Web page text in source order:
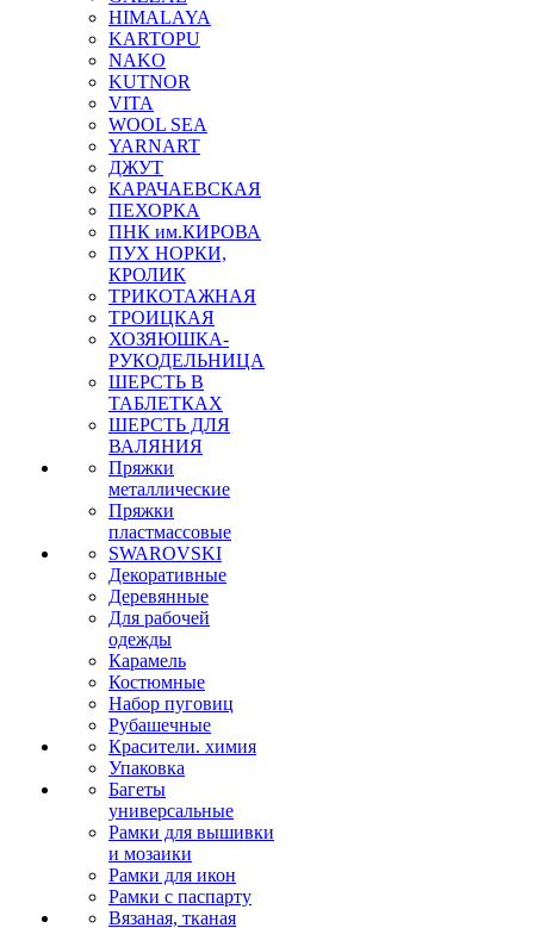
HIMALAYA
KARTOPU
NAKO
KUTNOR
VITA
WOOL SEA
YARNART
ДЖУТ
КАРАЧАЕВСКАЯ
ПЕХОРКА
ПНК им.КИРОВА
ПУХ НОРКИ,
КРОЛИК
ТРИКОТАЖНАЯ
ТРОИЦКАЯ
ХОЗЯЮШКА-
РУКОДЕЛЬНИЦА
ШЕРСТЬ В
ТАБЛЕТКАХ
ШЕРСТЬ ДЛЯ
ВАЛЯНИЯ
Пряжки
металлические
Пряжки
пластмассовые
SWAROVSKI
Декоративные
Деревянные
Для рабочей
одежды
Карамель
Костюмные
Набор пуговиц
Рубашечные
Красители. химия
Упаковка
Багеты
универсальные
Рамки для вышивки
и мозаики
Рамки для икон
Рамки с паспарту
Вязаная, тканая